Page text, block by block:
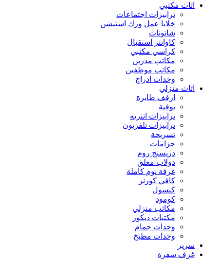
اثاث مكتبي
ترابيزات اجتماعات
خلايا عمل ورك استيشن
شانونات
كاوانتر استقبال
كراسي مكتبي
مكاتب مدرين
مكاتب موظفين
وحدات ادراج
اثاث منزلي
ارفف طايرة
بوفية
ترابيزات انتريه
ترابيزات تلفزيون
تسريحة
جزامات
دريسنج روم
دولاب مغلق
غرفة نوم كاملة
كافي كورنر
كنسول
كومود
مكاتب منزلي
مكتبات ديكور
وحدات حمام
وحدات مطبخ
سرير
غرف سفرة